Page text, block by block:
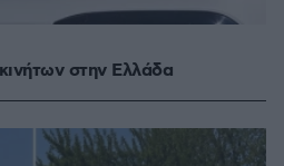
στην Ελλάδα